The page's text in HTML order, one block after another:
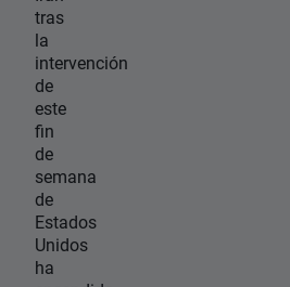
tras
la
intervención
de
este
fin
de
semana
de
Estados
Unidos
ha